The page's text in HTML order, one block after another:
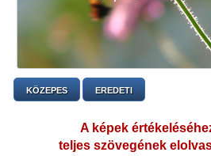
KÖZEPES EREDETI
A képek
teljes szövegének